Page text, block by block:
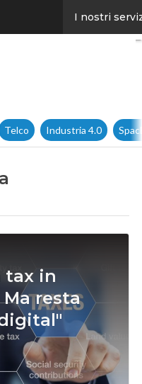
I nostri
Telco Industria 4.0
tax in
resta